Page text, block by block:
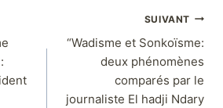
SUIVANT
“Wadisme et Sonkoïsme:
deux phénomènes
comparés par le
journaliste El hadji Ndary